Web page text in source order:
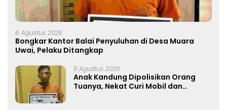
6 Agustus 2026
Bongkar Kantor Balai Penyuluhan di Desa Muara
Uwai, Pelaku Ditangkap
5 Agustus 2026
Anak Kandung Dipolisikan Orang
Tuanya, Nekat Curi Mobil dan